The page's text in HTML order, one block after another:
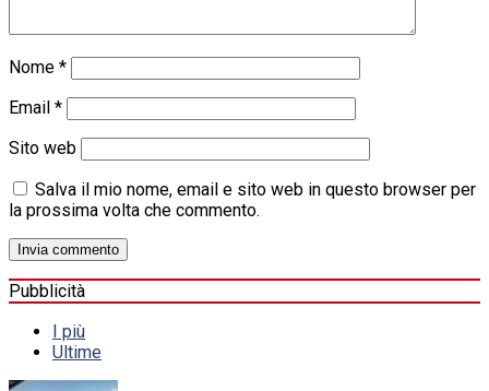
Nome *
Email *
Sito web
Salva il mio nome, email e sito web in questo browser per
la prossima volta che commento.
Pubblicità
I più
Ultime